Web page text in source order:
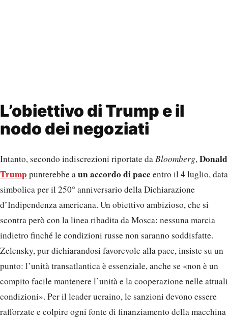
L’obiettivo di Trump e il
nodo dei negoziati
Intanto, secondo indiscrezioni riportate daBloomberg,Donald
Trump punterebbe aun accordo di paceentro il 4 luglio, data
simbolica per il 250° anniversario della Dichiarazione
d’Indipendenza americana. Un obiettivo ambizioso, che si
scontra però con la linea ribadita da Mosca: nessuna marcia
indietro finché le condizioni russe non saranno soddisfatte.
Zelensky, pur dichiarandosi favorevole alla pace, insiste su un
punto: l’unità transatlantica è essenziale, anche se «non è un
compito facile mantenere l’unità e la cooperazione nelle attuali
condizioni». Per il leader ucraino, le sanzioni devono essere
rafforzate e colpire ogni fonte di finanziamento della macchina